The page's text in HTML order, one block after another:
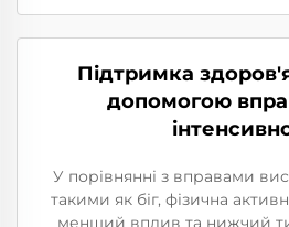
Підтримка
допомогою
У порівнянні з вправами
такими як біг, фізична
менший вплив та нижчий